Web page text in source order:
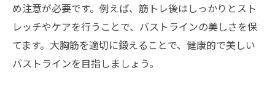
め注意が必要です。例えば、筋トレ後はしっかりとスト
レッチやケアを行うことで、バストラインの美しさを保
てます。大胸筋を適切に鍛えることで、健康的で美しい
バストラインを目指しましょう。